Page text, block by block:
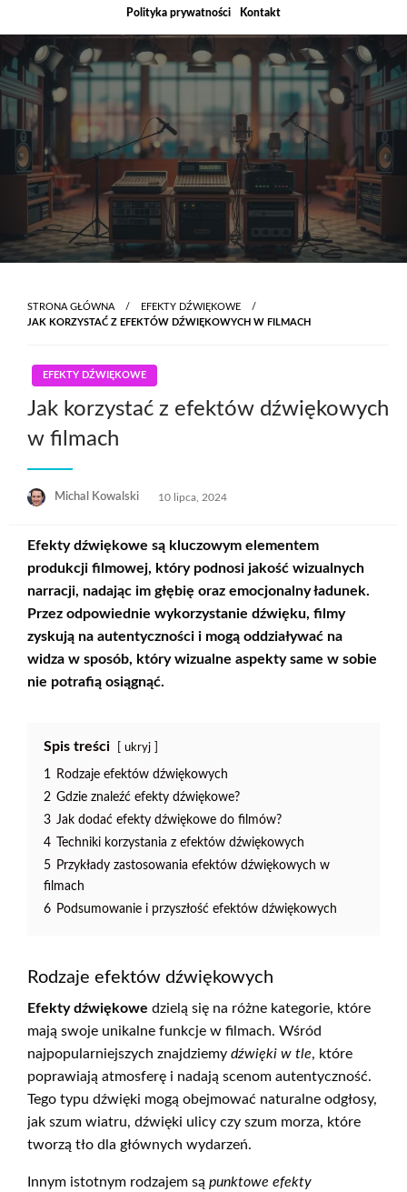
to
content
Polityka prywatności Kontakt
STRONA GŁÓWNA
EFEKTY DŹWIĘKOWE
JAK KORZYSTAĆ Z EFEKTÓW DŹWIĘKOWYCH W FILMACH
EFEKTY DŹWIĘKOWE
Jak korzystać z efektów dźwiękowych
w filmach
Michal Kowalski
Opublikowane
10 lipca, 2024
Efekty dźwiękowe są kluczowym elementem
produkcji filmowej, który podnosi jakość wizualnych
narracji, nadając im głębię oraz emocjonalny ładunek.
Przez odpowiednie wykorzystanie dźwięku, filmy
zyskują na autentyczności i mogą oddziaływać na
widza w sposób, który wizualne aspekty same w sobie
nie potrafią osiągnąć.
Spis treści ukryj
1 Rodzaje efektów dźwiękowych
2 Gdzie znaleźć efekty dźwiękowe?
3 Jak dodać efekty dźwiękowe do filmów?
4
Techniki korzystania z efektów dźwiękowych
5 Przykłady zastosowania efektów dźwiękowych w
filmach
6 Podsumowanie i przyszłość efektów dźwiękowych
Rodzaje efektów dźwiękowych
Efekty dźwiękowe dzielą się na różne kategorie, które
mają swoje unikalne funkcje w filmach. Wśród
najpopularniejszych znajdziemy dźwięki w tle, które
poprawiają atmosferę i nadają scenom autentyczność.
Tego typu dźwięki mogą obejmować naturalne odgłosy,
jak szum wiatru, dźwięki ulicy czy szum morza, które
tworzą tło dla głównych wydarzeń.
Innym istotnym rodzajem są punktowe efekty